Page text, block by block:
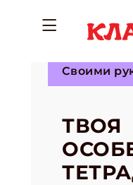
Своими
ТВОЯ